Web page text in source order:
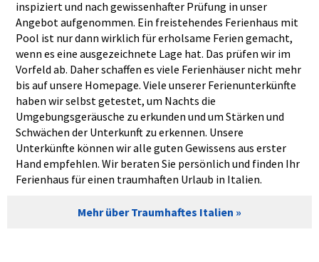
inspiziert und nach gewissenhafter Prüfung in unser
Angebot aufgenommen. Ein freistehendes Ferienhaus mit
Pool ist nur dann wirklich für erholsame Ferien gemacht,
wenn es eine ausgezeichnete Lage hat. Das prüfen wir im
Vorfeld ab. Daher schaffen es viele Ferienhäuser nicht mehr
bis auf unsere Homepage. Viele unserer Ferienunterkünfte
haben wir selbst getestet, um Nachts die
Umgebungsgeräusche zu erkunden und um Stärken und
Schwächen der Unterkunft zu erkennen. Unsere
Unterkünfte können wir alle guten Gewissens aus erster
Hand empfehlen. Wir beraten Sie persönlich und finden Ihr
Ferienhaus für einen traumhaften Urlaub in Italien.
Mehr über Traumhaftes Italien